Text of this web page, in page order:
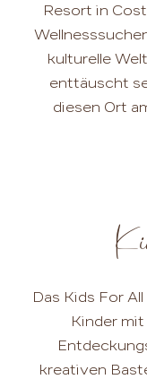
Resort in
kulturelle
enttäuscht
diesen Ort
Das Kids For
Kinder
kreativen